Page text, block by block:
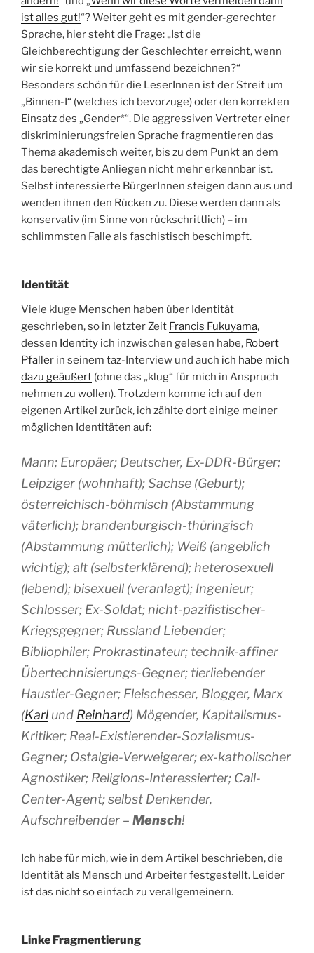
ist alles gut!“? Weiter geht es mit gender-gerechter
Sprache, hier steht die Frage: „Ist die
Gleichberechtigung der Geschlechter erreicht, wenn
wir sie korrekt und umfassend bezeichnen?“
Besonders schön für die LeserInnen ist der Streit um
„Binnen-I“ (welches ich bevorzuge) oder den korrekten
Einsatz des „Gender*“. Die aggressiven Vertreter einer
diskriminierungsfreien Sprache fragmentieren das
Thema akademisch weiter, bis zu dem Punkt an dem
das berechtigte Anliegen nicht mehr erkennbar ist.
Selbst interessierte BürgerInnen steigen dann aus und
wenden ihnen den Rücken zu. Diese werden dann als
konservativ (im Sinne von rückschrittlich) – im
schlimmsten Falle als faschistisch beschimpft.
Identität
Viele kluge Menschen haben über Identität
geschrieben, so in letzter Zeit Francis Fukuyama,
dessen Identity ich inzwischen gelesen habe, Robert
Pfaller in seinem taz-Interview und auch ich habe mich
dazu geäußert (ohne das „klug“ für mich in Anspruch
nehmen zu wollen). Trotzdem komme ich auf den
eigenen Artikel zurück, ich zählte dort einige meiner
möglichen Identitäten auf:
Mann; Europäer; Deutscher, Ex-DDR-Bürger;
Leipziger (wohnhaft); Sachse (Geburt);
österreichisch-böhmisch (Abstammung
väterlich); brandenburgisch-thüringisch
(Abstammung mütterlich); Weiß (angeblich
wichtig); alt (selbsterklärend); heterosexuell
(lebend); bisexuell (veranlagt); Ingenieur;
Schlosser; Ex-Soldat; nicht-pazifistischer-
Kriegsgegner; Russland Liebender;
Bibliophiler; Prokrastinateur; technik-affiner
Übertechnisierungs-Gegner; tierliebender
Haustier-Gegner; Fleischesser, Blogger, Marx
(Karl und Reinhard) Mögender, Kapitalismus-
Kritiker; Real-Existierender-Sozialismus-
Gegner; Ostalgie-Verweigerer; ex-katholischer
Agnostiker; Religions-Interessierter; Call-
Center-Agent; selbst Denkender,
Aufschreibender – Mensch!
Ich habe für mich, wie in dem Artikel beschrieben, die
Identität als Mensch und Arbeiter festgestellt. Leider
ist das nicht so einfach zu verallgemeinern.
Linke Fragmentierung